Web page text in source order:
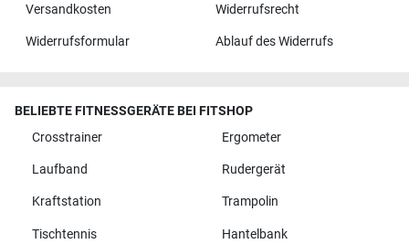
Versandkosten Widerrufsrecht
Widerrufsformular Ablauf des Widerrufs
BELIEBTE FITNESSGERÄTE BEI FITSHOP
Crosstrainer
Ergometer
Laufband Rudergerät
Kraftstation Trampolin
Tischtennis Hantelbank